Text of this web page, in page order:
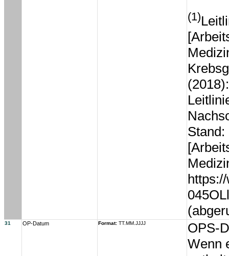
(1)
31 OP-Datum Format: TT.MM.JJJJ
OPS-
Wenn